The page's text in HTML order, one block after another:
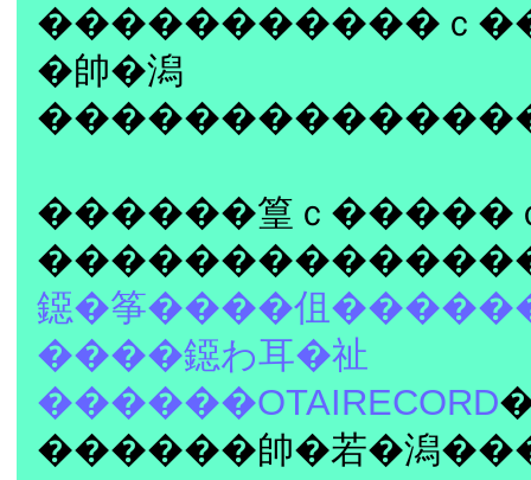
�����������ｃ
�帥�潟
������篁ｃ�����
鐚�筝����伹
����鐚わ耳�祉
������OTAIRECORD
������帥�若�潟